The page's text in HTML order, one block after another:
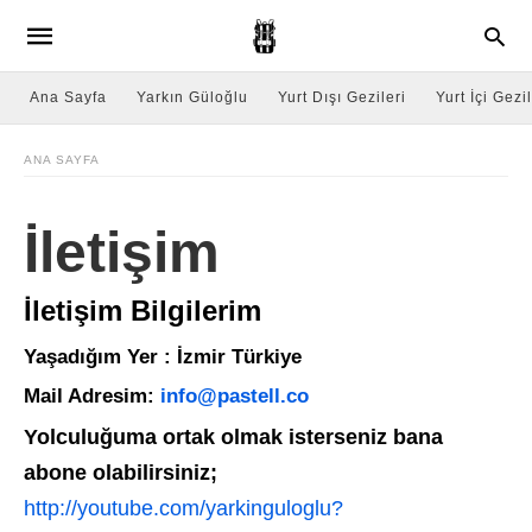
Ana Sayfa Yarkın Güloğlu Yurt Dışı Gezileri Yurt İçi
ANA SAYFA
İletişim
İletişim Bilgilerim
Yaşadığım Yer : İzmir Türkiye
Mail Adresim: info@pastell.co
Yolculuğuma ortak olmak isterseniz bana
abone olabilirsiniz;
http://youtube.com/yarkinguloglu?